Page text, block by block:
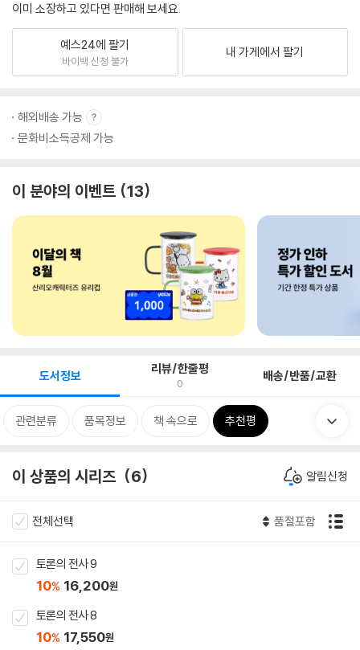
이미 소장하고 있다면 판매해 보세요.
예스24에 팔기
바이백 신청 불가
내 가게에서 팔기
해외배송 가능
문화비소득공제 가능
이 분야의 이벤트 13
도서정보 리뷰/한줄평
0 배송/반품/교환
관련분류 품목정보 책 속으로 추천평
이 상품의 시리즈 6 알림신청
전체선택 품절포함
토론의 전사 9
10% 16,200원
토론의 전사 8
10% 17,550원